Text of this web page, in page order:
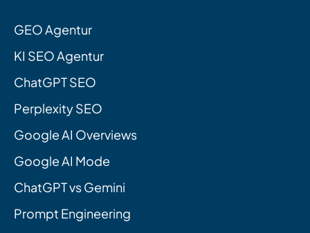
GEO Agentur
KI SEO Agentur
ChatGPT SEO
Perplexity SEO
Google AI Overviews
Google AI Mode
ChatGPT vs Gemini
Prompt Engineering